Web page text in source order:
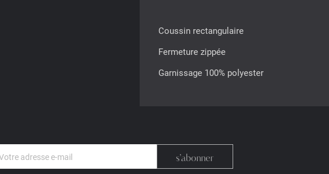
Coussin rectangulaire
Fermeture zippée
Garnissage 100% polyester